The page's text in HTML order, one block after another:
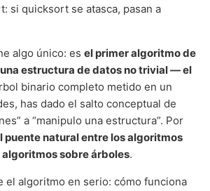
si quicksort se atasca, pasan a
algo único: es el primer algoritmo de
estructura de datos no trivial — el
binario completo metido en un
has dado el salto conceptual de
a “manipulo una estructura”. Por
puente natural entre los algoritmos
sobre árboles.
el algoritmo en serio: cómo funciona